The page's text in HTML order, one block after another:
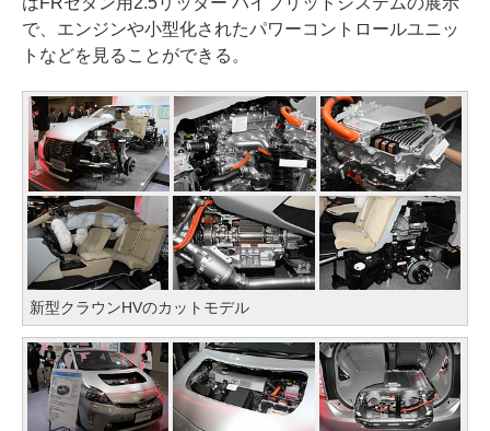
で、エンジンや小型化されたパワーコントロールユニッ
トなどを見ることができる。
新型クラウンHVのカットモデル